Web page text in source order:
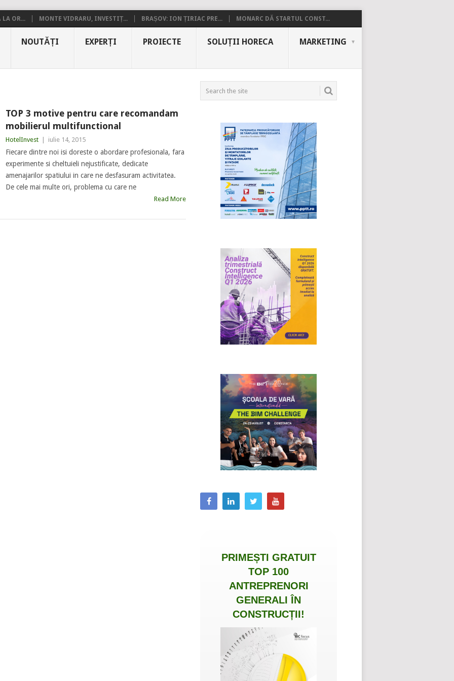
LA OR... MONTE VIDRARU, INVESTIȚ... BRAȘOV: ION ȚIRIAC PRE... MONARC DĂ STARTUL CONST...
NOUTĂȚI EXPERȚI PROIECTE SOLUȚII HORECA MARKETING
TOP 3 motive pentru care recomandam
mobilierul multifunctional
HotelInvest iulie 14, 2015
Fiecare dintre noi isi doreste o abordare profesionala, fara
experimente si cheltuieli nejustificate, dedicate
amenajarilor spatiului in care ne desfasuram activitatea.
De cele mai multe ori, problema cu care ne
Read More
PRIMEȘTI GRATUIT
TOP 100
ANTREPRENORI
GENERALI ÎN
CONSTRUCȚII!